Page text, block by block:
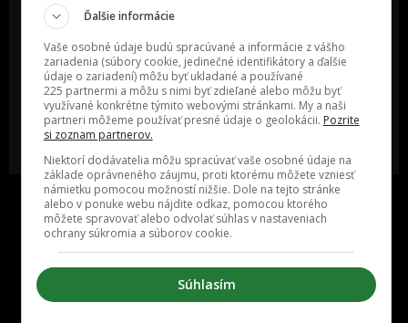
ľudí v rôznych vekových
kategóriách a na rôznych
sociálnych sieťach a nakopni svoj
biznis alebo produkt.
MÁM ZÁUJEM O
poznáš niekoho, o kom by sme
mali určite napísať?
Ďalšie informácie
Vaše osobné údaje budú spracúvané a informácie z vášho
zariadenia (súbory cookie, jedinečné identifikátory a ďalšie
údaje o zariadení) môžu byť ukladané a používané
225 partnermi a môžu s nimi byť zdieľané alebo môžu byť
využívané konkrétne týmito webovými stránkami. My a naši
partneri môžeme používať presné údaje o geolokácii. Pozrite
si zoznam partnerov.
Niektorí dodávatelia môžu spracúvať vaše osobné údaje na
základe oprávneného záujmu, proti ktorému môžete vzniesť
námietku pomocou možností nižšie. Dole na tejto stránke
alebo v ponuke webu nájdite odkaz, pomocou ktorého
môžete spravovať alebo odvolať súhlas v nastaveniach
ochrany súkromia a súborov cookie.
Súhlasím